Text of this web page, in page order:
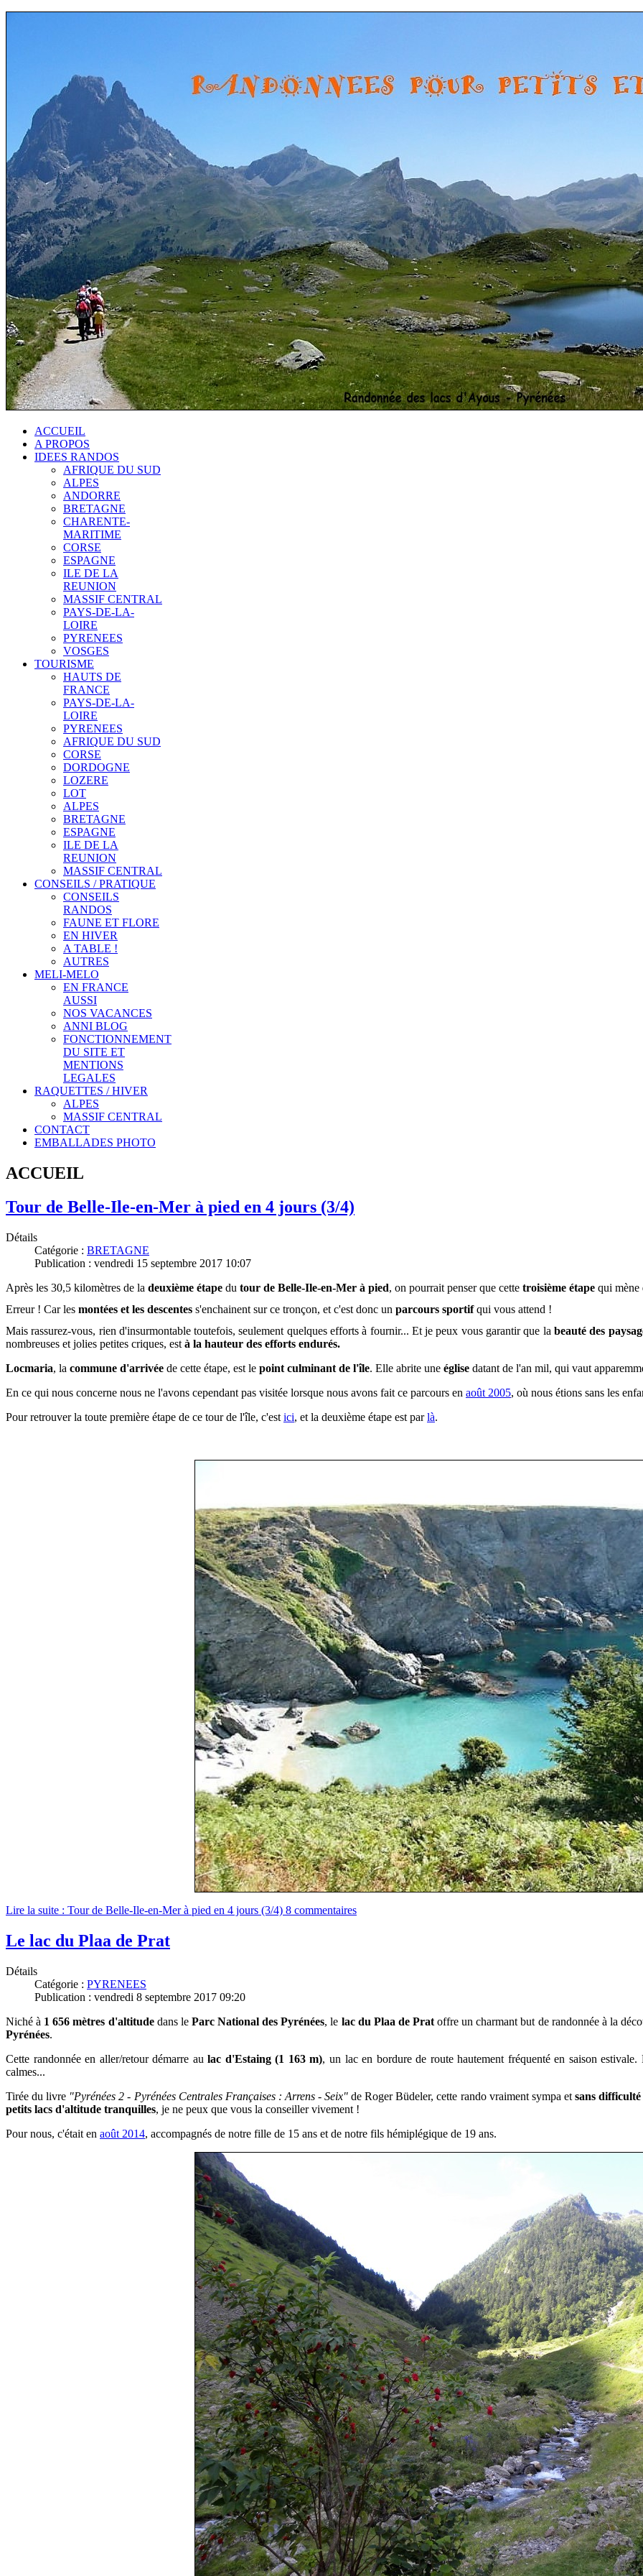
ACCUEIL
A PROPOS
IDEES RANDOS
AFRIQUE DU SUD
ALPES
ANDORRE
BRETAGNE
CHARENTE-
MARITIME
CORSE
ESPAGNE
ILE DE LA
REUNION
MASSIF CENTRAL
PAYS-DE-LA-
LOIRE
PYRENEES
VOSGES
TOURISME
HAUTS DE
FRANCE
PAYS-DE-LA-
LOIRE
PYRENEES
AFRIQUE DU SUD
CORSE
DORDOGNE
LOZERE
LOT
ALPES
BRETAGNE
ESPAGNE
ILE DE LA
REUNION
MASSIF CENTRAL
CONSEILS / PRATIQUE
CONSEILS
RANDOS
FAUNE ET FLORE
EN HIVER
A TABLE !
AUTRES
MELI-MELO
EN FRANCE
AUSSI
NOS VACANCES
ANNI BLOG
FONCTIONNEMENT
DU SITE ET
MENTIONS
LEGALES
RAQUETTES / HIVER
ALPES
MASSIF CENTRAL
CONTACT
EMBALLADES PHOTO
ACCUEIL
Tour de Belle-Ile-en-Mer à pied en 4 jours (3/4)
Détails
Catégorie : BRETAGNE
Publication : vendredi 15 septembre 2017 10:07
Après les 30,5 kilomètres de la deuxième étape du tour de Belle-Ile-en-Mer à pied, on pourrait penser que cette troisième étape qui mène
Erreur ! Car les montées et les descentes s'enchainent sur ce tronçon, et c'est donc un parcours sportifqui vous attend !
Mais rassurez-vous, rien d'insurmontable toutefois, seulement quelques efforts à fournir... Et je peux vous garantir que la beauté des
nombreuses et jolies petites criques, est à la hauteur des efforts endurés.
Locmaria, la commune d'arrivée de cette étape, est le point culminant de l'île. Elle abrite une église datant de l'an mil, qui vaut
En ce qui nous concerne nous ne l'avons cependant pas visitée lorsque nous avons fait ce parcours en août 2005, où nous étions sans les
Pour retrouver la toute première étape de ce tour de l'île, c'est ici, et la deuxième étape est parlà.
Lire la suite : Tour de Belle-Ile-en-Mer à pied en 4 jours (3/4) 8 commentaires
Le lac du Plaa de Prat
Détails
Catégorie : PYRENEES
Publication : vendredi 8 septembre 2017 09:20
Niché à 1 656 mètres d'altitudedans le Parc National des Pyrénées, le lac du Plaa de Pratoffre un charmant but de randonnée à la
Pyrénées.
Cette randonnée en aller/retour démarre aulac d'Estaing (1 163 m), un lac en bordure de route hautement fréquenté en saison estivale.
calmes...
Tirée du livre "Pyrénées 2 - Pyrénées Centrales Françaises : Arrens - Seix" de Roger Büdeler, cette rando vraiment sympa et sans
petits lacs d'altitude tranquilles, je ne peux que vous la conseiller vivement !
Pour nous, c'était en août 2014, accompagnés de notre fille de 15 ans et de notre fils hémiplégique de 19 ans.